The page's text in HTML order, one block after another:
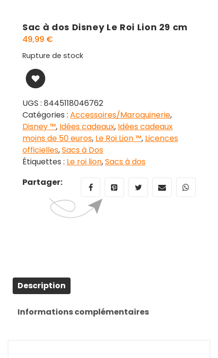
Sac à dos Disney Le Roi Lion 29 cm
49,99 €
Rupture de stock
UGS : 8445118046762
Catégories : Accessoires/Maroquinerie,
Disney ™, Idées cadeaux, Idées cadeaux
moins de 50 euros, Le Roi Lion ™, Licences
officielles,Sacs à Dos
Étiquettes : Le roi lion,Sacs à dos
Partager:
Description
Informations complémentaires